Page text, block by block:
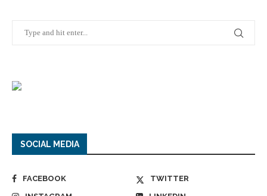
SOCIAL MEDIA
FACEBOOK
TWITTER